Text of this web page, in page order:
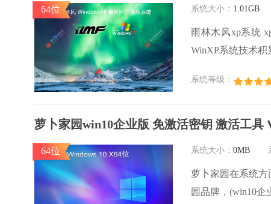
64位 系统大小： 1.01GB
雨林木风xp系统
WinXP系统技术
的发挥系统的性
行环境安全可靠稳
系统等级：
萝卜家园win10企业版 免激活密钥 激活工具
64位 系统大小： 0MB
萝卜家园在系统
园品牌，(win10企